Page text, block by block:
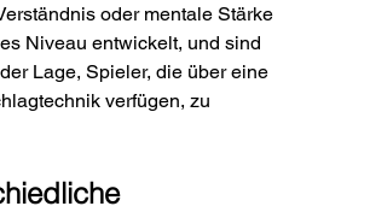
oder mentale Stärke
Niveau entwickelt, und sind
Lage, Spieler, die über eine
verfügen, zu